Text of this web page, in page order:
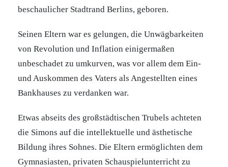
beschaulicher Stadtrand Berlins, geboren.
Seinen Eltern war es gelungen, die Unwägbarkeiten
von Revolution und Inflation einigermaßen
unbeschadet zu umkurven, was vor allem dem Ein-
und Auskommen des Vaters als Angestellten eines
Bankhauses zu verdanken war.
Etwas abseits des großstädtischen Trubels achteten
die Simons auf die intellektuelle und ästhetische
Bildung ihres Sohnes. Die Eltern ermöglichten dem
Gymnasiasten, privaten Schauspielunterricht zu